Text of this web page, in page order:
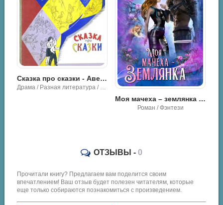
Сказка про сказки - Авенир Григорьевич Зак
Драма / Разная литература / Классика
Моя мачеха – землянка - Ольга Ивановна Коротаева
Роман / Фэнтези
ОТЗЫВЫ - 0
Прочитали книгу? Предлагаем вам поделится своим
впечатлением! Ваш отзыв будет полезен читателям, которые
еще только собираются познакомиться с произведением.